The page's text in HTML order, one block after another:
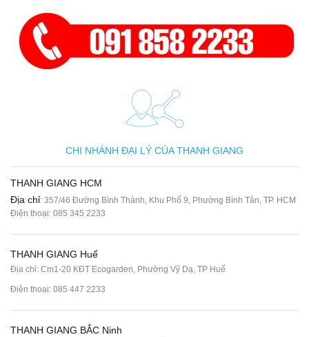
CHI NHÁNH ĐẠI LÝ CỦA THANH GIANG
THANH GIANG HCM
Địa chỉ: 357/46 Đường Bình Thành, Khu Phố 9, Phường Bình Tân, TP. HCM
Điện thoại: 085 345 2233
THANH GIANG Huế
Địa chỉ: Cm1-20 KĐT Ecogarden, Phường Vỹ Dạ, TP Huế
Điện thoại: 085 447 2233
THANH GIANG BẮC Ninh